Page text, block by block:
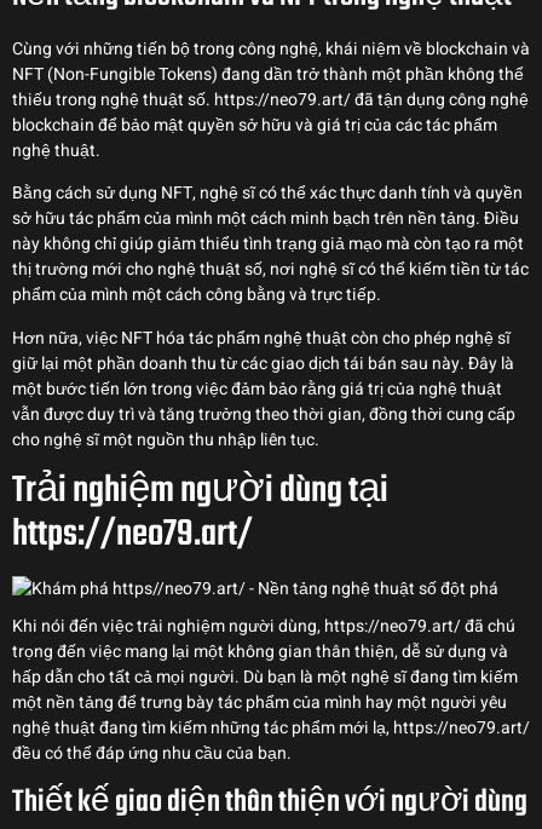
Cùng với những tiến bộ trong công nghệ, khái niệm về blockchain và
NFT (Non-Fungible Tokens) đang dần trở thành một phần không thể
thiếu trong nghệ thuật số. https://neo79.art/ đã tận dụng công nghệ
blockchain để bảo mật quyền sở hữu và giá trị của các tác phẩm
nghệ thuật.
Bằng cách sử dụng NFT, nghệ sĩ có thể xác thực danh tính và quyền
sở hữu tác phẩm của mình một cách minh bạch trên nền tảng. Điều
này không chỉ giúp giảm thiểu tình trạng giả mạo mà còn tạo ra một
thị trường mới cho nghệ thuật số, nơi nghệ sĩ có thể kiếm tiền từ tác
phẩm của mình một cách công bằng và trực tiếp.
Hơn nữa, việc NFT hóa tác phẩm nghệ thuật còn cho phép nghệ sĩ
giữ lại một phần doanh thu từ các giao dịch tái bán sau này. Đây là
một bước tiến lớn trong việc đảm bảo rằng giá trị của nghệ thuật
vẫn được duy trì và tăng trưởng theo thời gian, đồng thời cung cấp
cho nghệ sĩ một nguồn thu nhập liên tục.
Trải nghiệm người dùng tại
https://neo79.art/
Khi nói đến việc trải nghiệm người dùng, https://neo79.art/ đã chú
trọng đến việc mang lại một không gian thân thiện, dễ sử dụng và
hấp dẫn cho tất cả mọi người. Dù bạn là một nghệ sĩ đang tìm kiếm
một nền tảng để trưng bày tác phẩm của mình hay một người yêu
nghệ thuật đang tìm kiếm những tác phẩm mới lạ, https://neo79.art/
đều có thể đáp ứng nhu cầu của bạn.
Thiết kế giao diện thân thiện với người dùng